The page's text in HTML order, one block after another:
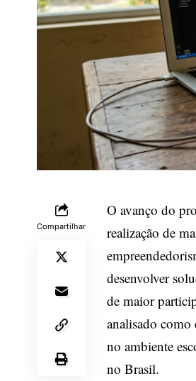
Compartilhar
O avanço do
realização de
desenvolver
de maior
analisado como
no ambiente
no Brasil.